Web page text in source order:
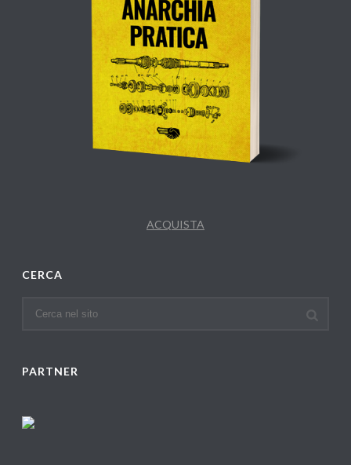
ACQUISTA
CERCA
PARTNER